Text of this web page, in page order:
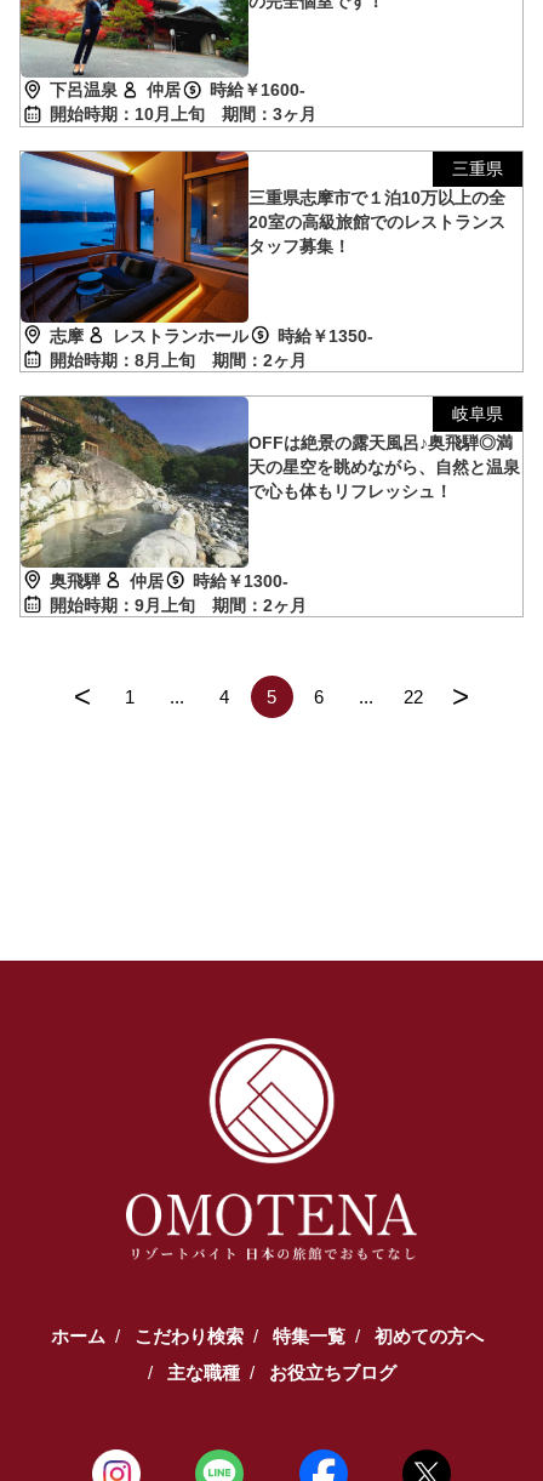
下呂温泉 仲居
時給￥1600-
開始時期：10月上旬 期間：3ヶ月
三重県
三重県志摩市で１泊10万以上の全
20室の高級旅館でのレストランス
タッフ募集！
志摩 レストランホール
時給￥1350-
開始時期：8月上旬 期間：2ヶ月
岐阜県
OFFは絶景の露天風呂♪奥飛騨◎満
天の星空を眺めながら、自然と温泉
で心も体もリフレッシュ！
奥飛騨 仲居
時給￥1300-
開始時期：9月上旬 期間：2ヶ月
< 1 ... 4 5 6 ... 22 >
ホーム こだわり検索 特集一覧
初めての方へ
主な職種
お役立ちブログ